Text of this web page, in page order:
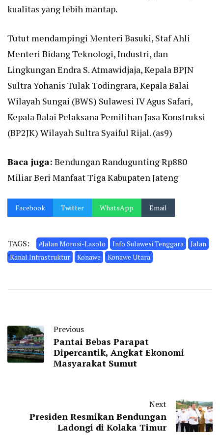
kualitas yang lebih mantap.
Tutut mendampingi Menteri Basuki, Staf Ahli
Menteri Bidang Teknologi, Industri, dan
Lingkungan Endra S. Atmawidjaja, Kepala BPJN
Sultra Yohanis Tulak Todingrara, Kepala Balai
Wilayah Sungai (BWS) Sulawesi IV Agus Safari,
Kepala Balai Pelaksana Pemilihan Jasa Konstruksi
(BP2JK) Wilayah Sultra Syaiful Rijal. (as9)
Baca juga: Bendungan Randugunting Rp880
Miliar Beri Manfaat Tiga Kabupaten Jateng
Facebook Twitter WhatsApp Email
TAGS: #Jalan Morosi-Lasolo Info Sulawesi Tenggara
Jalan
Kanal Infrastruktur
Konawe Konawe Utara
Previous
Pantai Bebas Parapat
Dipercantik, Angkat Ekonomi
Masyarakat Sumut
Next
Presiden Resmikan Bendungan
Ladongi di Kolaka Timur